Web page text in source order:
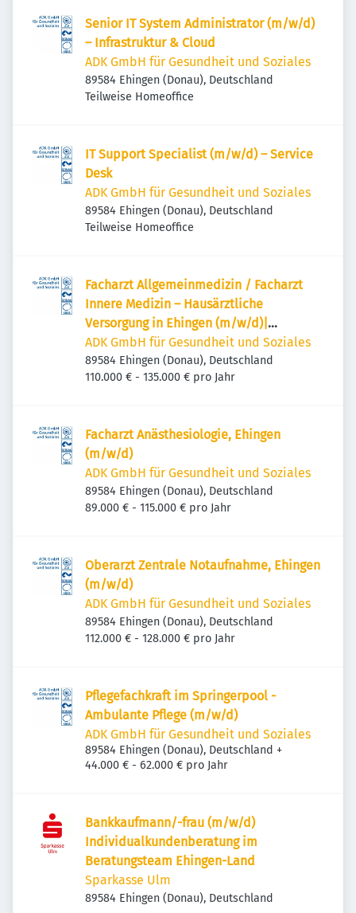
Senior IT System Administrator (m/w/d)
– Infrastruktur & Cloud
ADK GmbH für Gesundheit und Soziales
89584 Ehingen (Donau), Deutschland
Teilweise Homeoffice
IT Support Specialist (m/w/d) – Service
Desk
ADK GmbH für Gesundheit und Soziales
89584 Ehingen (Donau), Deutschland
Teilweise Homeoffice
Facharzt Allgemeinmedizin / Facharzt
Innere Medizin – Hausärztliche
Versorgung in Ehingen (m/w/d)|
Vollzeit/Teilzeit
ADK GmbH für Gesundheit und Soziales
89584 Ehingen (Donau), Deutschland
110.000 € - 135.000 € pro Jahr
Facharzt Anästhesiologie, Ehingen
(m/w/d)
ADK GmbH für Gesundheit und Soziales
89584 Ehingen (Donau), Deutschland
89.000 € - 115.000 € pro Jahr
Oberarzt Zentrale Notaufnahme, Ehingen
(m/w/d)
ADK GmbH für Gesundheit und Soziales
89584 Ehingen (Donau), Deutschland
112.000 € - 128.000 € pro Jahr
Pflegefachkraft im Springerpool -
Ambulante Pflege (m/w/d)
ADK GmbH für Gesundheit und Soziales
89584 Ehingen (Donau), Deutschland +
44.000 € - 62.000 € pro Jahr
Bankkaufmann/-frau (m/w/d)
Individualkundenberatung im
Beratungsteam Ehingen-Land
Sparkasse Ulm
89584 Ehingen (Donau), Deutschland